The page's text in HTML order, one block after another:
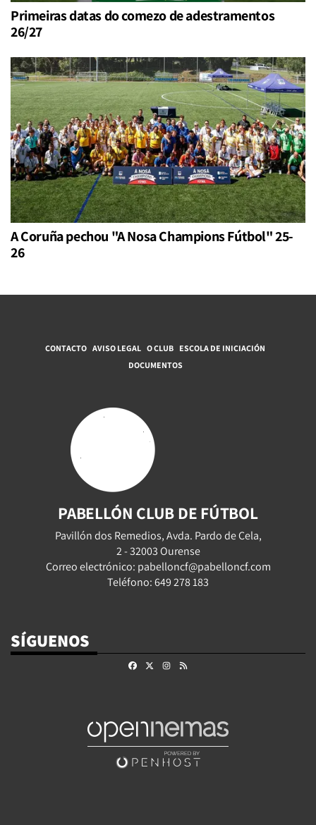
Primeiras datas do comezo de adestramentos
26/27
A Coruña pechou "A Nosa Champions Fútbol" 25-
26
CONTACTO AVISO LEGAL O CLUB ESCOLA DE INICIACIÓN
DOCUMENTOS
PABELLÓN CLUB DE FÚTBOL
Pavillón dos Remedios, Avda. Pardo de Cela,
2 - 32003 Ourense
Correo electrónico: pabelloncf@pabelloncf.com
Teléfono: 649 278 183
SÍGUENOS
FacebookInstagram